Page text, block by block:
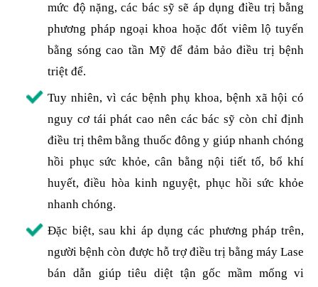
mức độ nặng, các bác sỹ sẽ áp dụng điều trị bằng
phương pháp ngoại khoa hoặc đốt viêm lộ tuyến
bằng sóng cao tần Mỹ để đảm bảo điều trị bệnh
triệt để.
Tuy nhiên, vì các bệnh phụ khoa, bệnh xã hội có
nguy cơ tái phát cao nên các bác sỹ còn chỉ định
điều trị thêm bằng thuốc đông y giúp nhanh chóng
hồi phục sức khỏe, cân bằng nội tiết tố, bổ khí
huyết, điều hòa kinh nguyệt, phục hồi sức khỏe
nhanh chóng.
Đặc biệt, sau khi áp dụng các phương pháp trên,
người bệnh còn được hỗ trợ điều trị bằng máy Lase
bán dẫn giúp tiêu diệt tận gốc mầm mống vi